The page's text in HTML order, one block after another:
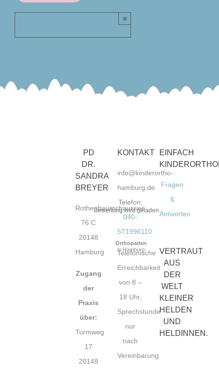
×
Bewertung wird geladen...
Orthopäden
in Hamburg
PD
DR.
SANDRA
BREYER
Rothenbaumchaussee
76 C
20148
Hamburg
Zugang
der
Praxis
über:
Turmweg
17
20148
KONTAKT
info@kinderortho-
hamburg.de
Telefon:
040-
571996110
Telefonische
Erreichbarkeit
von 8 –
18 Uhr,
Sprechstunde
nur
nach
Vereinbarung
EINFACH
Fragen
&
Antworten
VERTRAUT
AUS
DER
WELT
KLEINER
HELDEN
UND
HELDINNEN.